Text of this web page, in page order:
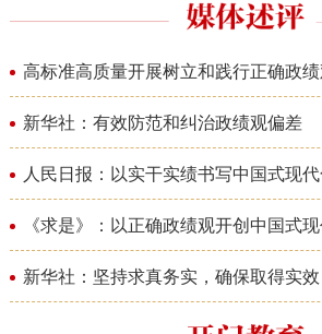
高标准高质量开展树立和践行正确政
新华社：有效防范和纠治政绩观偏差
人民日报：以实干实绩书写中国式现
《求是》：以正确政绩观开创中国式
新华社：坚持求真务实，确保取得实效